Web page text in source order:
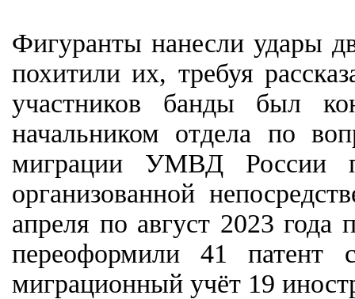
Фигуранты нанесли удары
похитили их, требуя
участников банды был
начальником отдела по
миграции УМВД России
организованной
апреля по август 2023 года
переоформили 41 патент
миграционный учёт 19